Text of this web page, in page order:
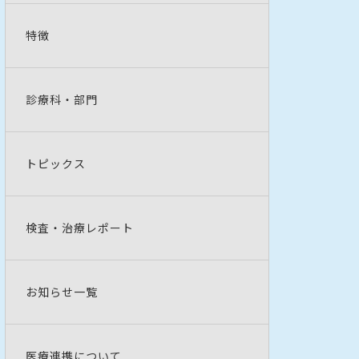
特徴
診療科・部門
トピックス
検査・治療レポート
お知らせ一覧
医療連携について